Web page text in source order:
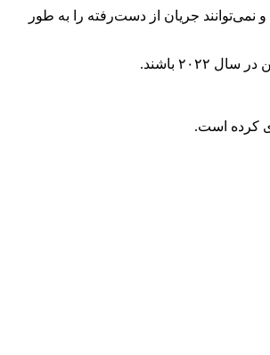
جریان از دست‌رفته را به طور
کرده است.